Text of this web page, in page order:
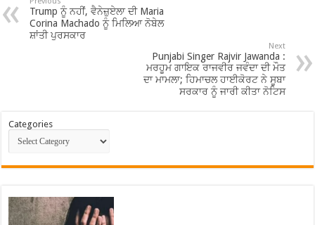
Trump ਨੂੰ ਨਹੀਂ, ਵੈਨੇਜ਼ੁਏਲਾ ਦੀ Maria
Corina Machado ਨੂੰ ਮਿਲਿਆ ਨੋਬੇਲ
ਸ਼ਾਂਤੀ ਪੁਰਸਕਾਰ
Next
Punjabi Singer Rajvir Jawanda :
ਮਰਹੂਮ ਗਾਇਕ ਰਾਜਵੀਰ ਜਵੰਦਾ ਦੀ ਮੌਤ
ਦਾ ਮਾਮਲਾ; ਹਿਮਾਚਲ ਹਾਈਕੋਰਟ ਨੇ ਸੂਬਾ
ਸਰਕਾਰ ਨੂੰ ਜਾਰੀ ਕੀਤਾ ਨੋਟਿਸ
Categories